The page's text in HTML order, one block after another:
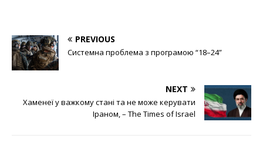
PREVIOUS
Системна проблема з програмою “18–24”
NEXT
Хаменеї у важкому стані та не може керувати
Іраном, – The Times of Israel